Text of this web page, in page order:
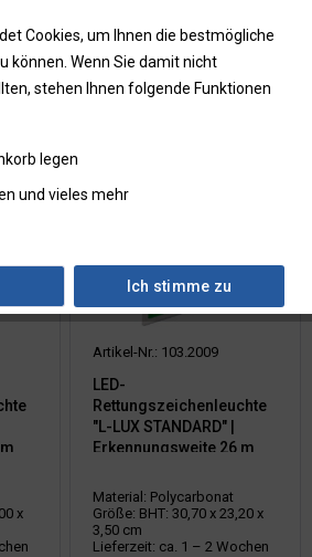
Rettungszeichenleuchten
mehr erfahren »
x
Artikel-Nr.: 103.2009
LED-
Rettungszeichenleuchte
"L-LUX STANDARD" |
Erkennungsweite 26 m
Material: Polycarbonat
Größe: BHT: 30,70 x 23,20 x
3,50 cm
Lieferzeit: ca. 1 – 2 Wochen
Cookies, um Ihnen die bestmögliche
können. Wenn Sie damit nicht
stehen Ihnen folgende Funktionen
legen
und vieles mehr
Ich stimme zu